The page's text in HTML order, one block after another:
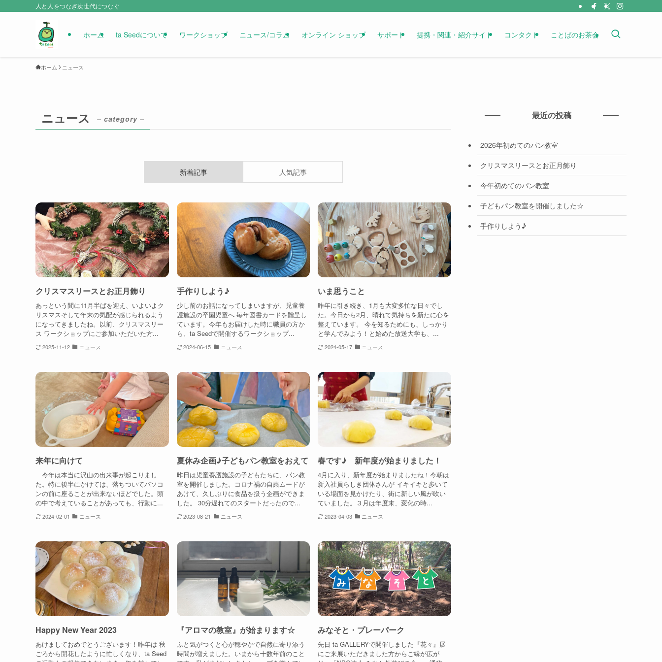
人と人をつなぎ次世代につなぐ
ホーム ta Seedについて ワークショップ ニュース/コラム オンライン ショップ サポート 提携・関連・紹介サイト コンタクト ことばのお茶会
ホーム ニュース
ニュース – category –
新着記事 人気記事
クリスマスリースとお正月飾り
あっという間に11月半ばを迎え、いよいよク
リスマスそして年末の気配が感じられるよう
になってきましたね。以前、クリスマスリー
ス ワークショップにご参加いただいた方...
2025-11-12 ニュース
手作りしよう♪
少し前のお話になってしまいますが、児童養
護施設の卒園児童へ 毎年図書カードを贈呈し
ています。今年もお届けした時に職員の方か
ら、ta Seedで開催するワークショップ...
2024-06-15 ニュース
いま思うこと
昨年に引き続き、1月も大変多忙な日々でし
た。今日から2月、晴れて気持ちを新たに心を
整えています。 今を知るためにも、しっかり
と学んでみよう！と始めた放送大学も、...
2024-05-17 ニュース
来年に向けて
今年は本当に沢山の出来事が起こりまし
た。特に後半にかけては、落ちついてパソコ
ンの前に座ることが出来ないほどでした。頭
の中で考えていることがあっても、行動に...
2024-02-01 ニュース
夏休み企画♪子どもパン教室をおえて
昨日は児童養護施設の子どもたちに、パン教
室を開催しました。コロナ禍の自粛ムードが
あけて、久しぶりに食品を扱う企画ができま
した。 30分遅れてのスタートだったので...
2023-08-21 ニュース
春です♪ 新年度が始まりました！
4月に入り、新年度が始まりましたね！今朝は
新入社員らしき団体さんが イキイキと歩いて
いる場面を見かけたり、街に新しい風が吹い
ていました。３月は年度末、変化の時...
2023-04-03 ニュース
Happy New Year 2023
あけましておめでとうございます！昨年は 秋
ごろから開花したように忙しくなり、ta Seed
『アロマの教室』が始まります☆
ふと気がつくと心が穏やかで自然に寄り添う
時間が増えました。いまから十数年前のこと
みなそと・プレーパーク
先日 ta GALLERYで開催しました『花々』展
にご来展いただきました方からご縁が広が
最近の投稿
2026年初めてのパン教室
クリスマスリースとお正月飾り
今年初めてのパン教室
子どもパン教室を開催しました☆
手作りしよう♪